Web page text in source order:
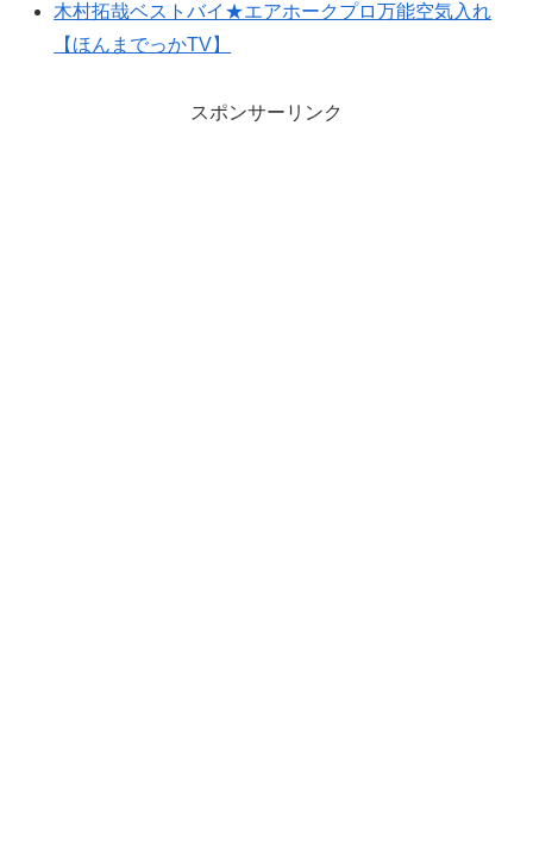
木村拓哉ベストバイ★エアホークプロ万能空気入れ
【ほんまでっかTV】
スポンサーリンク